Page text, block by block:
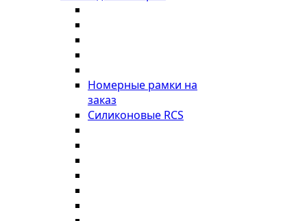
Номерные рамки на
заказ
Силиконовые RCS